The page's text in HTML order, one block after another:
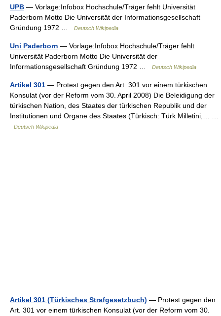
UPB — Vorlage:Infobox Hochschule/Träger fehlt Universität
Paderborn Motto Die Universität der Informationsgesellschaft
Gründung 1972 …
Deutsch Wikipedia
Uni Paderborn — Vorlage:Infobox Hochschule/Träger fehlt
Universität Paderborn Motto Die Universität der
Informationsgesellschaft Gründung 1972 …
Deutsch Wikipedia
Artikel 301 — Protest gegen den Art. 301 vor einem türkischen
Konsulat (vor der Reform vom 30. April 2008) Die Beleidigung der
türkischen Nation, des Staates der türkischen Republik und der
Institutionen und Organe des Staates (Türkisch: Türk Milletini,… …
Deutsch Wikipedia
Artikel 301 (Türkisches Strafgesetzbuch) — Protest gegen den
Art. 301 vor einem türkischen Konsulat (vor der Reform vom 30.